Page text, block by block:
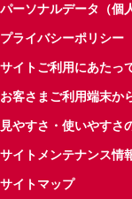
パーソナルデータ（個
プライバシーポリシー
サイトご利用にあたっ
お客さまご利用端末か
見やすさ・使いやすさ
サイトメンテナンス情
サイトマップ